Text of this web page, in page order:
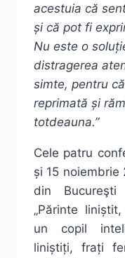
acestuia că
și că pot fi
Nu este o
distragerea
simte, pentru
reprimată și
totdeauna.”
Cele patru
și 15 noiembrie
din
„Părinte
un copil
liniștiți, frați